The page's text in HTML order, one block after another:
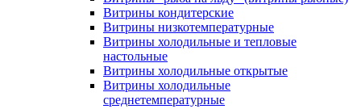
Витрины кондитерские
Витрины низкотемпературные
Витрины холодильные и тепловые
настольные
Витрины холодильные открытые
Витрины холодильные
среднетемпературные